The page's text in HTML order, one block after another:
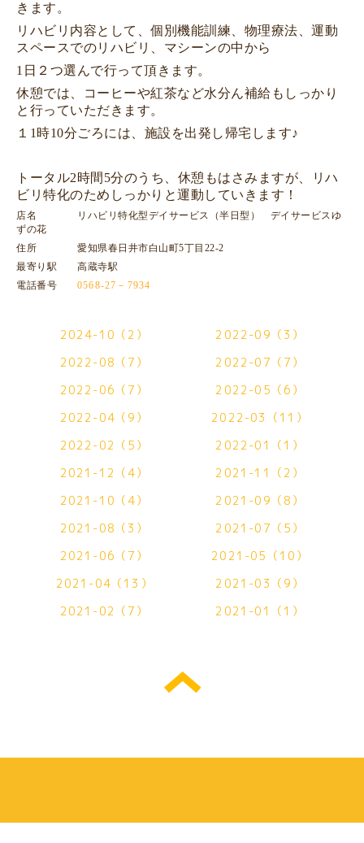
きます。
リハビリ内容として、個別機能訓練、物理療法、運動
スペースでのリハビリ、マシーンの中から
1日２つ選んで行って頂きます。
休憩では、コーヒーや紅茶など水分ん補給もしっかり
と行っていただきます。
１1時10分ごろには、施設を出発し帰宅します♪
トータル2時間5分のうち、休憩もはさみますが、リハ
ビリ特化のためしっかりと運動していきます！
店名 リハビリ特化型デイサービス（半日型） デイサービスゆ
ずの花
住所 愛知県春日井市白山町5丁目22-2
最寄り駅 高蔵寺駅
電話番号 0568-27－7934
2024-10（2）
2022-09（3）
2022-08（7）
2022-07（7）
2022-06（7）
2022-05（6）
2022-04（9）
2022-03（11）
2022-02（5）
2022-01（1）
2021-12（4）
2021-11（2）
2021-10（4）
2021-09（8）
2021-08（3）
2021-07（5）
2021-06（7）
2021-05（10）
2021-04（13）
2021-03（9）
2021-02（7）
2021-01（1）